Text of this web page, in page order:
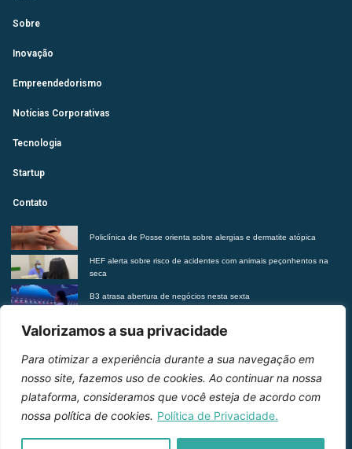
Valorizamos a sua privacidade
Para otimizar a experiência durante a sua navegação em
nosso site, fazemos uso de cookies. Ao continuar na nossa
plataforma, consideramos que você esteja de acordo com
nossa política de cookies. Política de Privacidade.
Sobre
Inovação
Empreendedorismo
Notícias Corporativas
Tecnologia
Startup
Contato
Policlínica de Posse orienta sobre alergias e dermatite atópica
HEF alerta sobre risco de acidentes com animais peçonhentos na
seca
B3 atrasa abertura de negócios nesta sexta
2027
Entre em contato